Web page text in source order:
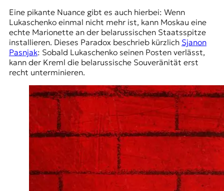
z
z
u
O
s
t
e
Eine pikante Nuance gibt es auch hierbei: Wenn
Lukaschenko einmal nicht mehr ist, kann Moskau eine
echte Marionette an der belarussischen Staatsspitze
installieren. Dieses Paradox beschrieb kürzlich Sjanon
Pasnjak: Sobald Lukaschenko seinen Posten verlässt,
kann der Kreml die belarussische Souveränität erst
recht unterminieren.